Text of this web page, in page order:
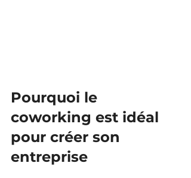
Pourquoi le
coworking est idéal
pour créer son
entreprise